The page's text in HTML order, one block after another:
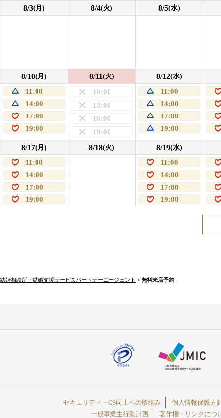
8/3(月) 8/4(火) 8/5(水)
8/10(月)
11:00
14:00
17:00
19:00
8/11(火)
10:00
13:00
16:00
19:00
8/12(水)
11:00
14:00
17:00
19:00
8/17(月)
11:00
14:00
17:00
19:00
8/18(火) 8/19(水)
11:00
14:00
17:00
19:00
結婚相談所・結婚支援サービスパートナーエージェント > 無料来店予約
セキュリティ・CS向上への取組み
個人情報保護方
一般事業主行動計画
著作権・リンクにつ